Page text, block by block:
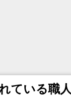
ている職人